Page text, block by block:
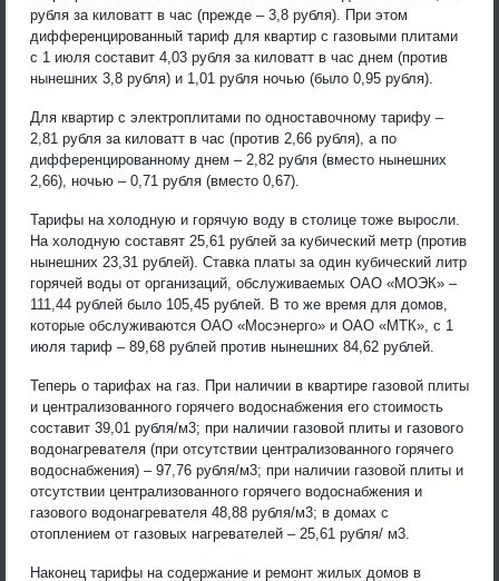
рубля за киловатт в час (прежде – 3,8 рубля). При этом
дифференцированный тариф для квартир с газовыми плитами
с 1 июля составит 4,03 рубля за киловатт в час днем (против
нынешних 3,8 рубля) и 1,01 рубля ночью (было 0,95 рубля).
Для квартир с электроплитами по одноставочному тарифу –
2,81 рубля за киловатт в час (против 2,66 рубля), а по
дифференцированному днем – 2,82 рубля (вместо нынешних
2,66), ночью – 0,71 рубля (вместо 0,67).
Тарифы на холодную и горячую воду в столице тоже выросли.
На холодную составят 25,61 рублей за кубический метр (против
нынешних 23,31 рублей). Ставка платы за один кубический литр
горячей воды от организаций, обслуживаемых ОАО «МОЭК» –
111,44 рублей было 105,45 рублей. В то же время для домов,
которые обслуживаются ОАО «Мосэнерго» и ОАО «МТК», с 1
июля тариф – 89,68 рублей против нынешних 84,62 рублей.
Теперь о тарифах на газ. При наличии в квартире газовой плиты
и централизованного горячего водоснабжения его стоимость
составит 39,01 рубля/м3; при наличии газовой плиты и газового
водонагревателя (при отсутствии централизованного горячего
водоснабжения) – 97,76 рубля/м3; при наличии газовой плиты и
отсутствии централизованного горячего водоснабжения и
газового водонагревателя 48,88 рубля/м3; в домах с
отоплением от газовых нагревателей – 25,61 рубля/ м3.
Наконец тарифы на содержание и ремонт жилых домов в